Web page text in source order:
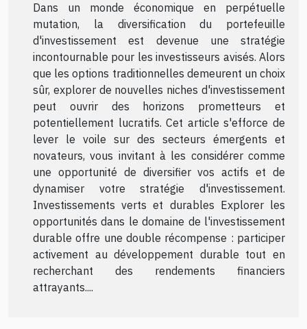
Dans un monde économique en perpétuelle
mutation, la diversification du portefeuille
d'investissement est devenue une stratégie
incontournable pour les investisseurs avisés. Alors
que les options traditionnelles demeurent un choix
sûr, explorer de nouvelles niches d'investissement
peut ouvrir des horizons prometteurs et
potentiellement lucratifs. Cet article s'efforce de
lever le voile sur des secteurs émergents et
novateurs, vous invitant à les considérer comme
une opportunité de diversifier vos actifs et de
dynamiser votre stratégie d'investissement.
Investissements verts et durables Explorer les
opportunités dans le domaine de l'investissement
durable offre une double récompense : participer
activement au développement durable tout en
recherchant des rendements financiers
attrayants....